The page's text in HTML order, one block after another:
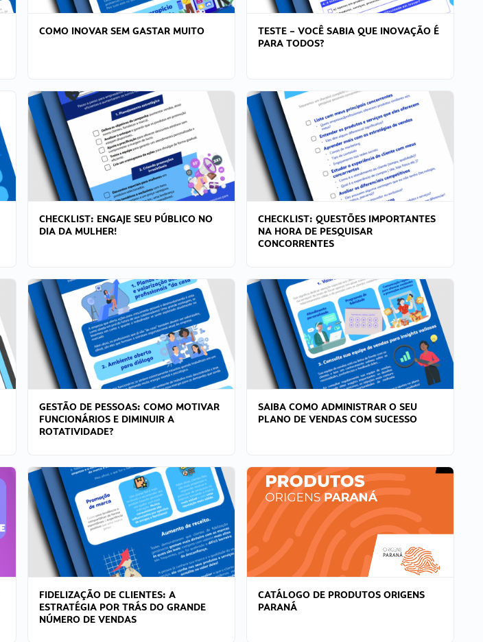
COMO INOVAR SEM GASTAR MUITO
TESTE – VOCÊ SABIA QUE INOVAÇÃO É
PARA TODOS?
CHECKLIST: ENGAJE SEU PÚBLICO NO
DIA DA MULHER!
CHECKLIST: QUESTÕES IMPORTANTES
NA HORA DE PESQUISAR
CONCORRENTES
GESTÃO DE PESSOAS: COMO MOTIVAR
FUNCIONÁRIOS E DIMINUIR A
ROTATIVIDADE?
SAIBA COMO ADMINISTRAR O SEU
PLANO DE VENDAS COM SUCESSO
FIDELIZAÇÃO DE CLIENTES: A
ESTRATÉGIA POR TRÁS DO GRANDE
NÚMERO DE VENDAS
CATÁLOGO DE PRODUTOS ORIGENS
PARANÁ